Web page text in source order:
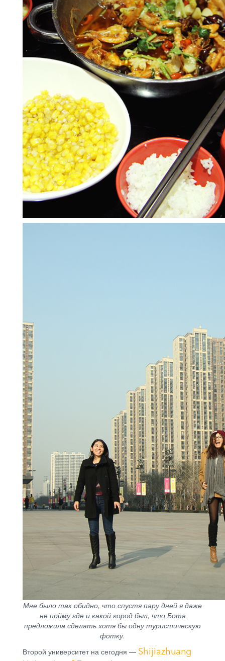
Мне было так обидно, что спустя пару дней я даже
не пойму где и какой город был, что Бота
предложила сделать хотя бы одну туристическую
фотку.
Второй университет на сегодня — Shijiazhuang